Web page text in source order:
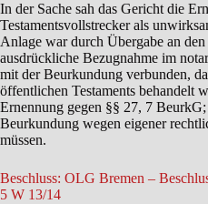
In der Sache sah das Gericht die
Testamentsvollstrecker als
Anlage war durch Übergabe an
ausdrückliche Bezugnahme im
mit der Beurkundung verbunden,
öffentlichen Testaments behandelt
Ernennung gegen §§ 27, 7
Beurkundung wegen eigener
müssen.
Beschluss: OLG Bremen –
5 W 13/14